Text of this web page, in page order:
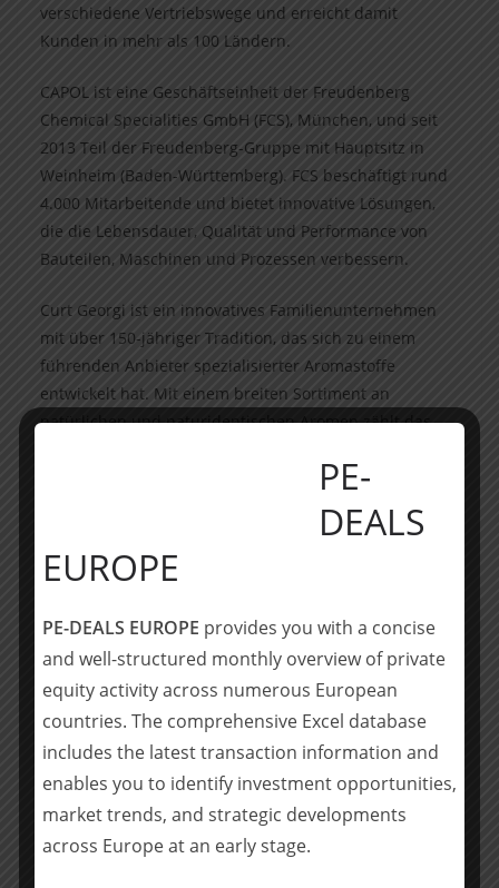
verschiedene Vertriebswege und erreicht damit
Kunden in mehr als 100 Ländern.
CAPOL ist eine Geschäftseinheit der Freudenberg
Chemical Specialities GmbH (FCS), München, und seit
2013 Teil der Freudenberg-Gruppe mit Hauptsitz in
Weinheim (Baden-Württemberg). FCS beschäftigt rund
4.000 Mitarbeitende und bietet innovative Lösungen,
die die Lebensdauer, Qualität und Performance von
Bauteilen, Maschinen und Prozessen verbessern.
Curt Georgi ist ein innovatives Familienunternehmen
mit über 150-jähriger Tradition, das sich zu einem
führenden Anbieter spezialisierter Aromastoffe
entwickelt hat. Mit einem breiten Sortiment an
natürlichen und naturidentischen Aromen zählt das
führender Hersteller in den Bereichen Süßwaren,
Backwaren, Milchprodukte und Speiseeis. Curt Georgi
steht für qualitativ hochwertige Produkte und
exzellente technische Beratung und ist als flexibler
Partner mit ausgeprägter Kompetenz für
kundenspezifische Lösungen weltweit anerkannt.
Mit der Integration von Curt Georgi wird CAPOL das
lokal bestehende Geschäft für Aromen deutlich
ausbauen und strategisch weiterentwickeln. Zudem
wird das bestehende Produkt- und Leistungsportfolio
von CAPOL im Bereich von Oberflächenbehandlungen
und natürlichen Farben in hohem Maße durch Curt
Georgi ergänzt und eröffnet damit neue Perspektiven.
Die gemeinsame Kundenstruktur und der hohe
PE-
DEALS
EUROPE
PE-DEALS EUROPE provides you with a concise
and well-structured monthly overview of private
equity activity across numerous European
countries. The comprehensive Excel database
includes the latest transaction information and
enables you to identify investment opportunities,
market trends, and strategic developments
across Europe at an early stage.